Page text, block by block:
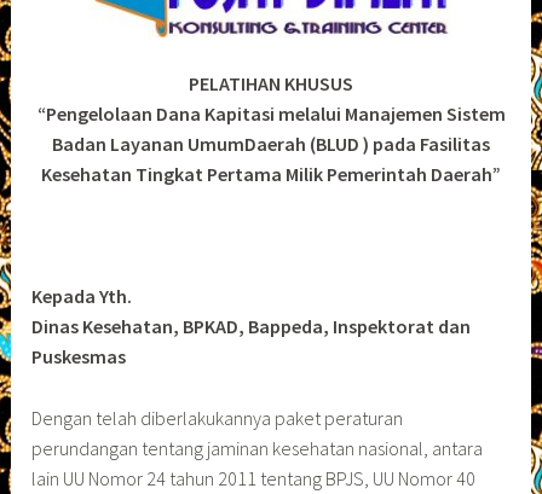
PELATIHAN KHUSUS
“Pengelolaan Dana Kapitasi melalui Manajemen Sistem
Badan Layanan UmumDaerah (BLUD ) pada Fasilitas
Kesehatan Tingkat Pertama Milik Pemerintah Daerah”
Kepada Yth.
Dinas Kesehatan, BPKAD, Bappeda, Inspektorat dan
Puskesmas
Dengan telah diberlakukannya paket peraturan
perundangan tentang jaminan kesehatan nasional, antara
lain UU Nomor 24 tahun 2011 tentang BPJS, UU Nomor 40